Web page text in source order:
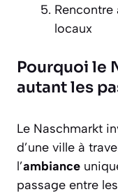
locaux
Pourquoi le
autant les
Le Naschmarkt
d’une ville à
l’ambiance
passage entre